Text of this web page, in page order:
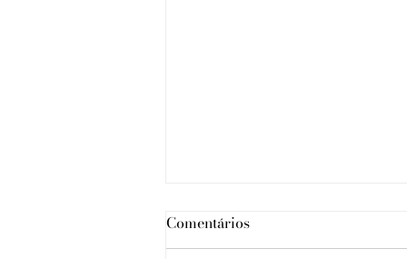
Comentários